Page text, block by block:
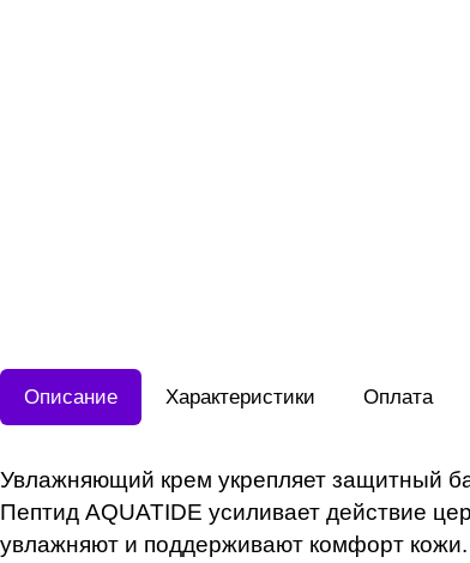
Описание Характеристики Оплата
Увлажняющий крем укрепляет защитный
Пептид AQUATIDE усиливает действие
увлажняют и поддерживают комфорт кожи.